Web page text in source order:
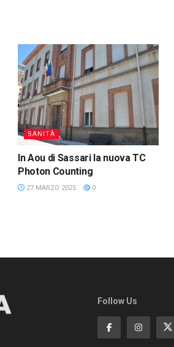
SANITÀ
In Aou di Sassari la nuova TC
Photon Counting
27 MARZO 2025 0
Follow Us